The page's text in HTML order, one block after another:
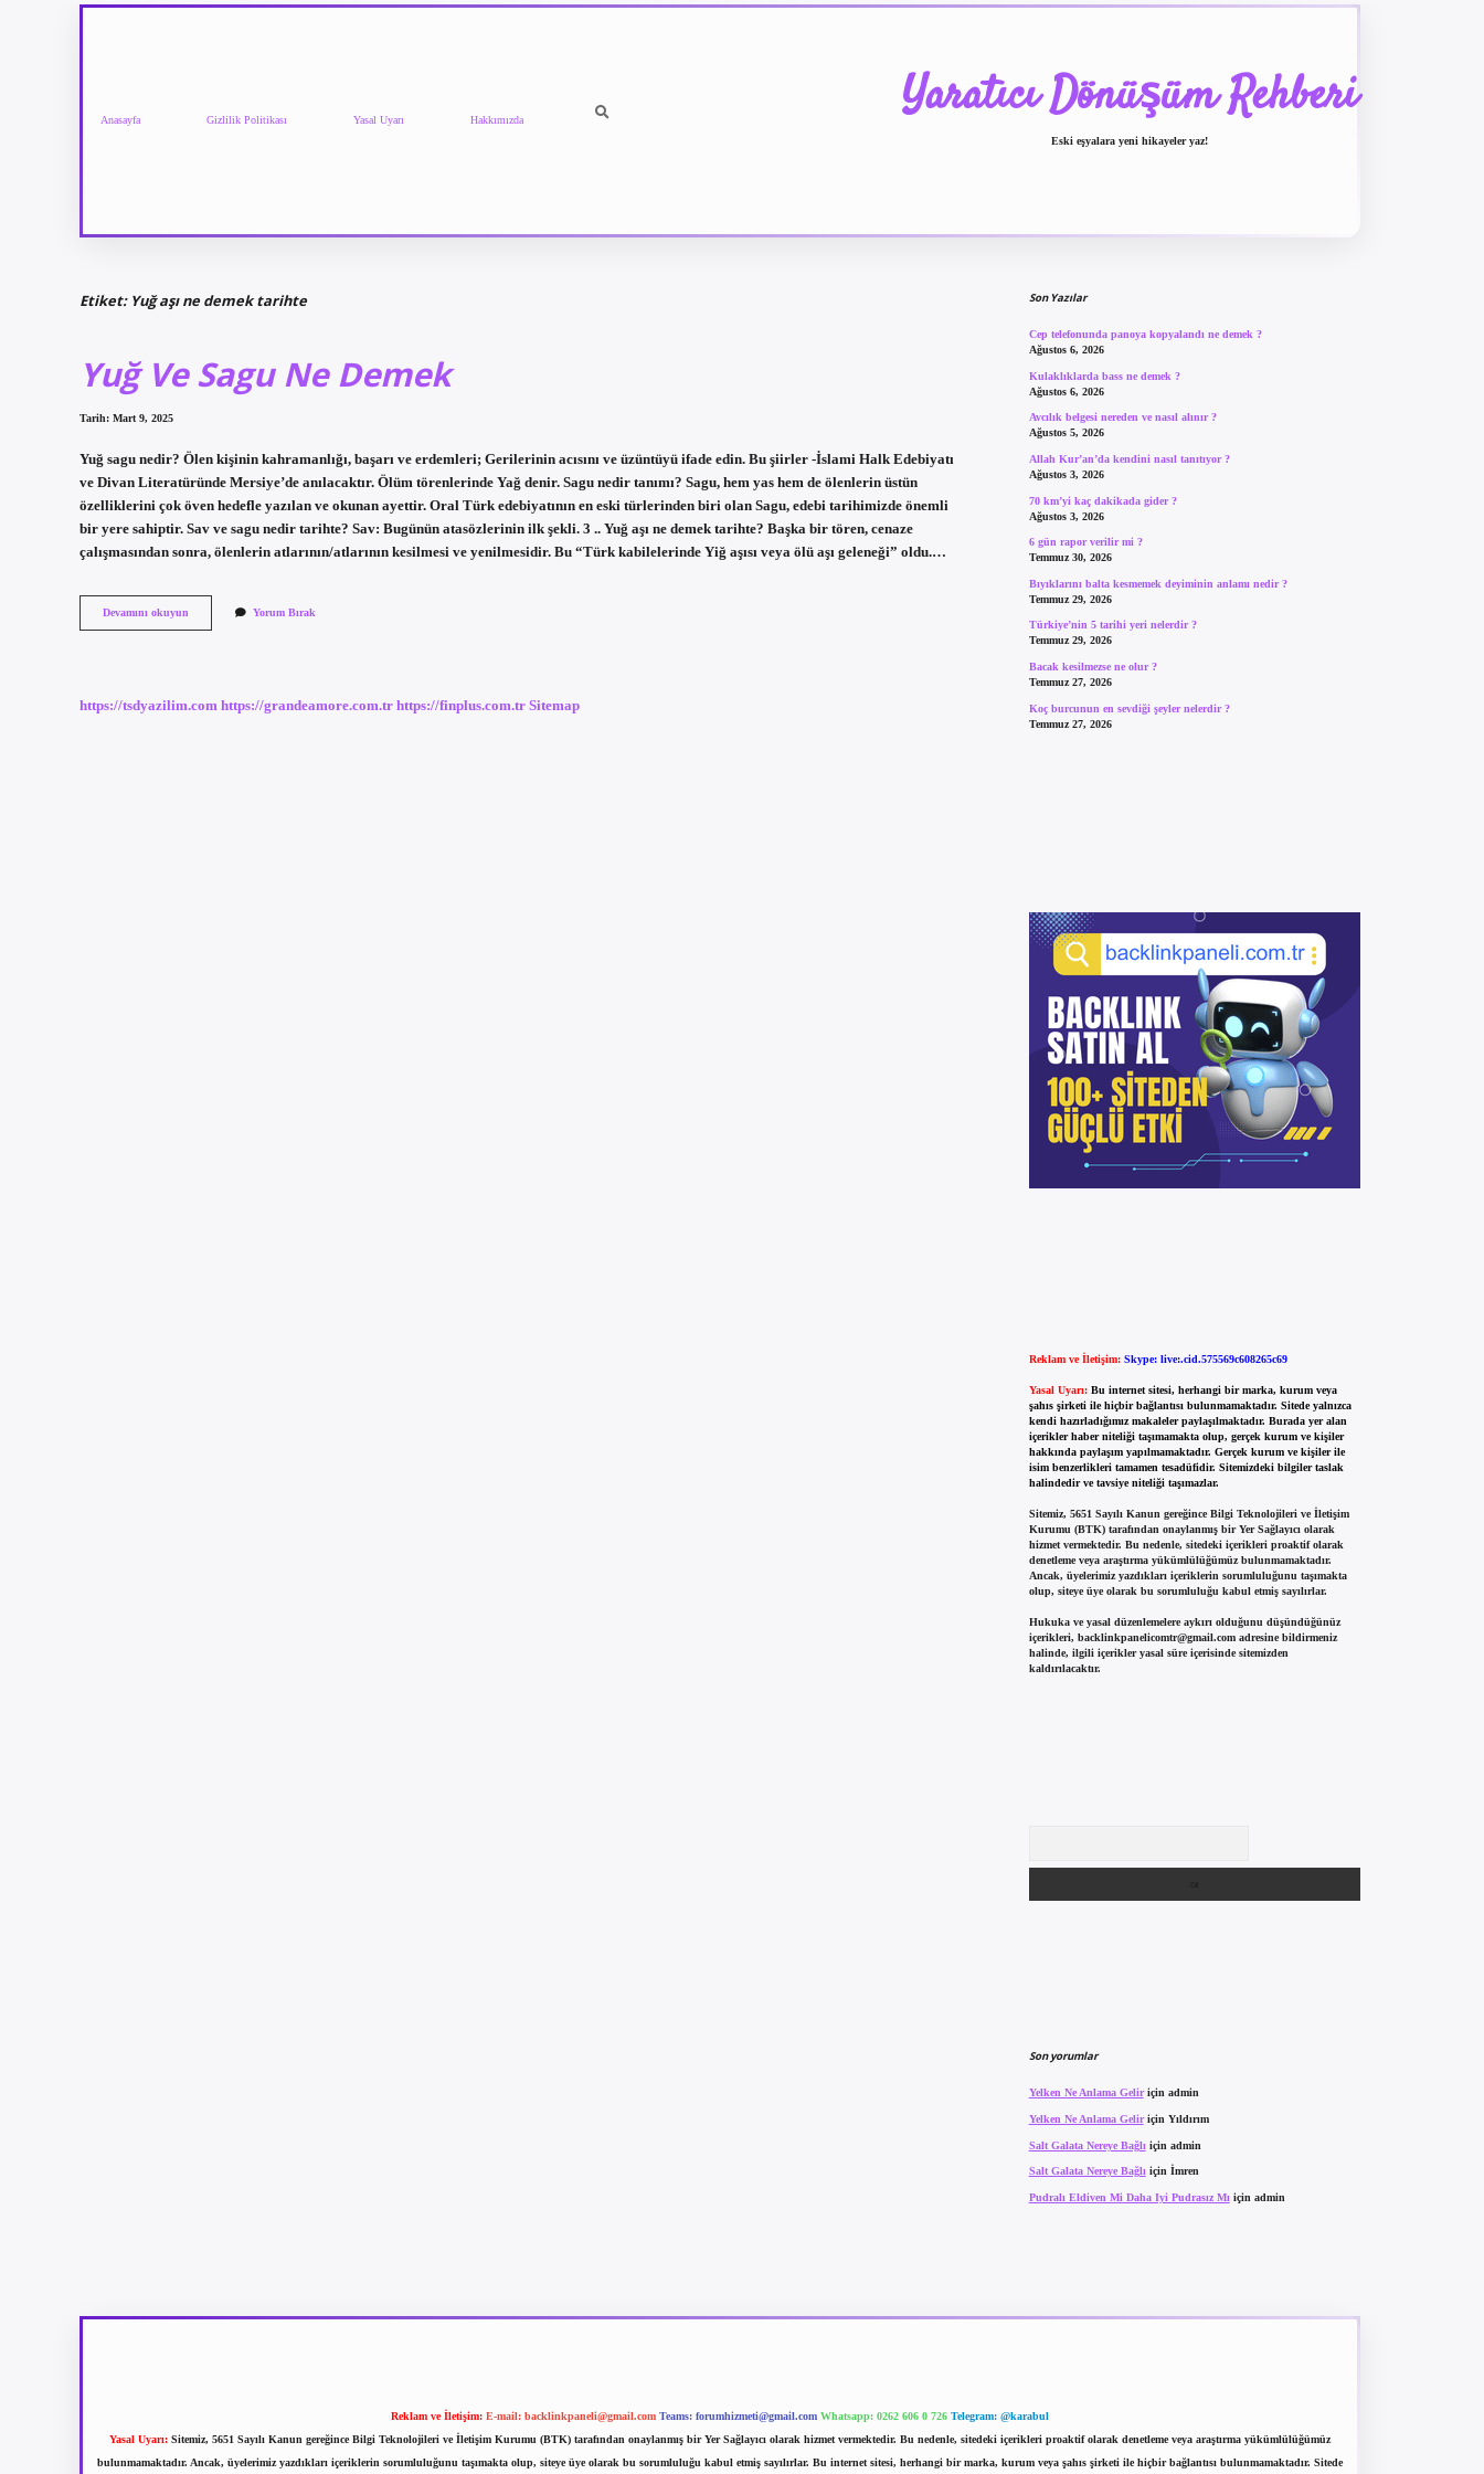
Anasayfa Gizlilik Politikası Yasal Uyarı Hakkımızda Yaratıcı Dönüşüm Rehberi
Eski eşyalara yeni hikayeler yaz!
Etiket: Yuğ aşı ne demek tarihte
Yuğ Ve Sagu Ne Demek
Tarih: Mart 9, 2025
Yuğ sagu nedir? Ölen kişinin kahramanlığı, başarı ve erdemleri; Gerilerinin acısını ve üzüntüyü ifade edin. Bu şiirler -İslami Halk Edebiyatı
ve Divan Literatüründe Mersiye’de anılacaktır. Ölüm törenlerinde Yağ denir. Sagu nedir tanımı? Sagu, hem yas hem de ölenlerin üstün
özelliklerini çok öven hedefle yazılan ve okunan ayettir. Oral Türk edebiyatının en eski türlerinden biri olan Sagu, edebi tarihimizde önemli
bir yere sahiptir. Sav ve sagu nedir tarihte? Sav: Bugünün atasözlerinin ilk şekli. 3 .. Yuğ aşı ne demek tarihte? Başka bir tören, cenaze
çalışmasından sonra, ölenlerin atlarının/atlarının kesilmesi ve yenilmesidir. Bu “Türk kabilelerinde Yiğ aşısı veya ölü aşı geleneği” oldu.…
Devamını okuyun
Ve
Yorum Bırak
https://tsdyazilim.com https://grandeamore.com.tr https://finplus.com.tr Sitemap
Son Yazılar
Cep telefonunda panoya kopyalandı ne demek ?
Ağustos 6, 2026
Kulaklıklarda bass ne demek ?
Ağustos 6, 2026
Avcılık belgesi nereden ve nasıl alınır ?
Ağustos 5, 2026
Allah Kur’an’da kendini nasıl tanıtıyor ?
Ağustos 3, 2026
70 km’yi kaç dakikada gider ?
Ağustos 3, 2026
6 gün rapor verilir mi ?
Temmuz 30, 2026
Bıyıklarını balta kesmemek deyiminin anlamı nedir ?
Temmuz 29, 2026
Türkiye’nin 5 tarihi yeri nelerdir ?
Temmuz 29, 2026
Bacak kesilmezse ne olur ?
Temmuz 27, 2026
Koç burcunun en sevdiği şeyler nelerdir ?
Temmuz 27, 2026
Reklam ve İletişim: Skype: live:.cid.575569c608265c69
Yasal Uyarı: Bu internet sitesi, herhangi bir marka, kurum veya
şahıs şirketi ile hiçbir bağlantısı bulunmamaktadır. Sitede yalnızca
kendi hazırladığımız makaleler paylaşılmaktadır. Burada yer alan
içerikler haber niteliği taşımamakta olup, gerçek kurum ve kişiler
hakkında paylaşım yapılmamaktadır. Gerçek kurum ve kişiler ile
isim benzerlikleri tamamen tesadüfidir. Sitemizdeki bilgiler taslak
halindedir ve tavsiye niteliği taşımazlar.
Sitemiz, 5651 Sayılı Kanun gereğince Bilgi Teknolojileri ve İletişim
Kurumu (BTK) tarafından onaylanmış bir Yer Sağlayıcı olarak
hizmet vermektedir. Bu nedenle, sitedeki içerikleri proaktif olarak
denetleme veya araştırma yükümlülüğümüz bulunmamaktadır.
Ancak, üyelerimiz yazdıkları içeriklerin sorumluluğunu taşımakta
olup, siteye üye olarak bu sorumluluğu kabul etmiş sayılırlar.
Hukuka ve yasal düzenlemelere aykırı olduğunu düşündüğünüz
içerikleri, backlinkpanelicomtr@gmail.comadresine bildirmeniz
halinde, ilgili içerikler yasal süre içerisinde sitemizden
kaldırılacaktır.
Son yorumlar
Yelken Ne Anlama Geliriçin admin
Yelken Ne Anlama Geliriçin Yıldırım
Salt Galata Nereye Bağlı için admin
Salt Galata Nereye Bağlı için İmren
Pudralı Eldiven Mi Daha Iyi Pudrasız Mı için admin
Reklam ve İletişim: E-mail: backlinkpaneli@gmail.com Teams: forumhizmeti@gmail.com Whatsapp: 0262 606 0 726 Telegram: @karabul
Yasal Uyarı: Sitemiz, 5651 Sayılı Kanun gereğince Bilgi Teknolojileri ve İletişim Kurumu (BTK) tarafından onaylanmış bir Yer Sağlayıcı olarak hizmet vermektedir. Bu nedenle, sitedeki içerikleri proaktif olarak denetleme veya araştırma yükümlülüğümüz
bulunmamaktadır. Ancak, üyelerimiz yazdıkları içeriklerin sorumluluğunu taşımakta olup, siteye üye olarak bu sorumluluğu kabul etmiş sayılırlar. Bu internet sitesi, herhangi bir marka, kurum veya şahıs şirketi ile hiçbir bağlantısı bulunmamaktadır. Sitede